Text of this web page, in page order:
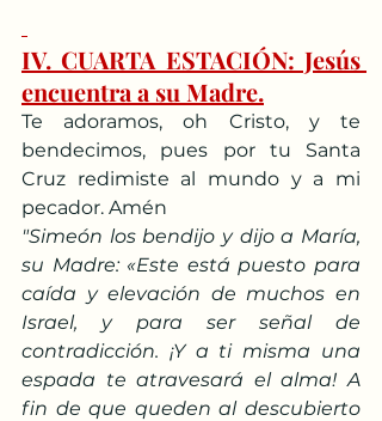
IV. CUARTA ESTACIÓN: Jesús
encuentra a su Madre.
Te adoramos, oh Cristo, y te
bendecimos, pues por tu Santa
Cruz redimiste al mundo y a mi
pecador. Amén
"Simeón los bendijo y dijo a María,
su Madre: «Este está puesto para
caída y elevación de muchos en
Israel, y para ser señal de
contradicción. ¡Y a ti misma una
espada te atravesará el alma! A
fin de que queden al descubierto